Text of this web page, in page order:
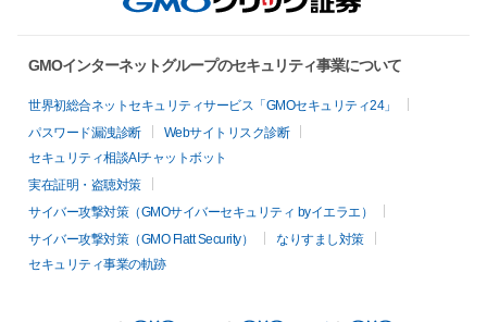
GMOインターネットグループのセキュリティ事業について
世界初総合ネットセキュリティサービス「GMOセキュリティ24」
パスワード漏洩診断
Webサイトリスク診断
セキュリティ相談AIチャットボット
実在証明・盗聴対策
サイバー攻撃対策（GMOサイバーセキュリティ byイエラエ）
サイバー攻撃対策（GMO Flatt Security）
なりすまし対策
セキュリティ事業の軌跡